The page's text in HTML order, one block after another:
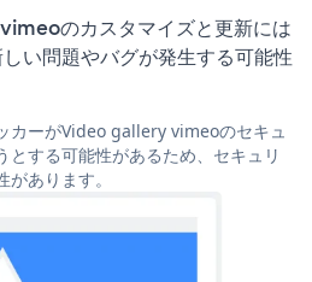
のカスタマイズと更新には
い問題やバグが発生する可能性
カーがVideo gallery vimeoのセキュ
とする可能性があるため、セキュリ
あります。